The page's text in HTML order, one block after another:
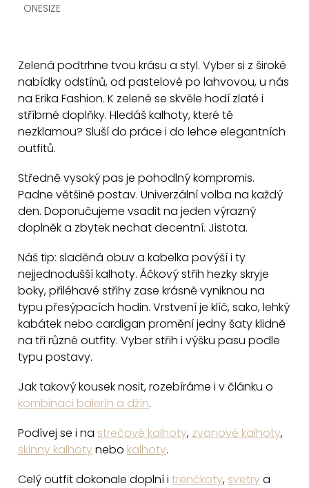
ONESIZE
l
á
d
a
p
r
v
k
y
v
ý
p
i
s
Zelená podtrhne tvou krásu a styl. Vyber si z široké
nabídky odstínů, od pastelové po lahvovou, u nás
na Erika Fashion. K zelené se skvěle hodí zlaté i
stříbrné doplňky. Hledáš kalhoty, které tě
nezklamou? Sluší do práce i do lehce elegantních
outfitů.
Středně vysoký pas je pohodlný kompromis.
Padne většině postav. Univerzální volba na každý
den. Doporučujeme vsadit na jeden výrazný
doplněk a zbytek nechat decentní. Jistota.
Náš tip: sladěná obuv a kabelka povýší i ty
nejjednodušší kalhoty. Áčkový střih hezky skryje
boky, přiléhavé střihy zase krásně vyniknou na
typu přesýpacích hodin. Vrstvení je klíč, sako, lehký
kabátek nebo cardigan promění jedny šaty klidně
na tři různé outfity. Vyber střih i výšku pasu podle
typu postavy.
Jak takový kousek nosit, rozebíráme i v článku o
kombinaci balerín a džín.
Podívej se i na strečové kalhoty, zvonové kalhoty,
skinny kalhotynebo kalhoty.
Celý outfit dokonale doplní i trenčkoty, svetrya